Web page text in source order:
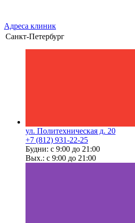
Адреса клиник
Санкт-Петербург
ул. Политехническая д. 20
+7 (812) 931-22-25
Будни: с 9:00 до 21:00
Вых.: с 9:00 до 21:00